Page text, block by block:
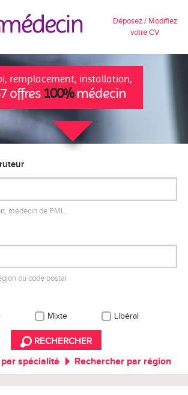
Déposez / Modifiez
votre CV
remplacement, installation,
offres 100%médecin
médecin de PMI…
ou code postal
Mixte Libéral
RECHERCHER
spécialité Rechercher par région